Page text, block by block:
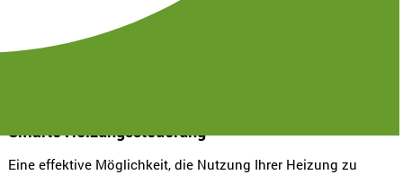
Moderne Heizungssteuerungen ermöglichen es Ihre Räume in
verschiedene Zonen zu unterteilen, die individuell mit einem
Thermostat gesteuert werden. So kann beispielsweise das
Smarte Heizungssteuerung
Eine effektive Möglichkeit, die Nutzung Ihrer Heizung zu